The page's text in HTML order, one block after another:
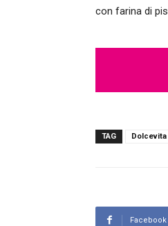
con farina di
TAG
Facebook